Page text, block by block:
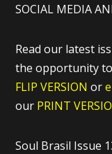
SOCIAL MEDIA
Read our latest
the opportunity
FLIP VERSION or
our PRINT
Soul Brasil Issue